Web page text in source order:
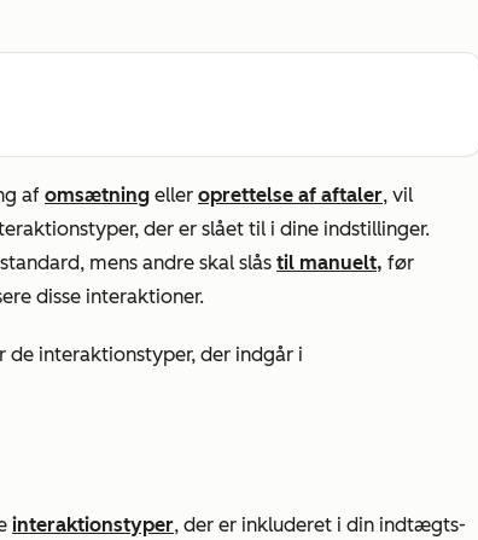
af omsætning eller oprettelse af aftaler, vil
der er slået til i dine indstillinger.
mens andre skal slås til manuelt, før
disse interaktioner.
de interaktionstyper, der indgår i
interaktionstyper, der er inkluderet i din indtægts-